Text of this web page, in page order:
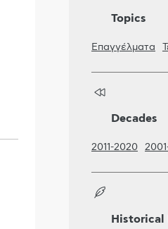
Topics
Επαγγέλματα
Decades
2011-2020
Historical